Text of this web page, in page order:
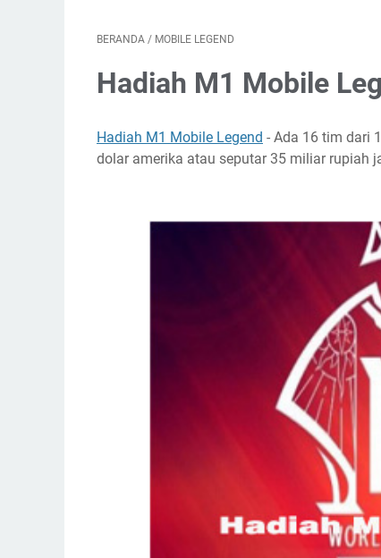
BERANDA / MOBILE LEGEND
Hadiah M1 Mobile
Hadiah M1 Mobile Legend - Ada 16 tim dari
dolar amerika atau seputar 35 miliar rupiah